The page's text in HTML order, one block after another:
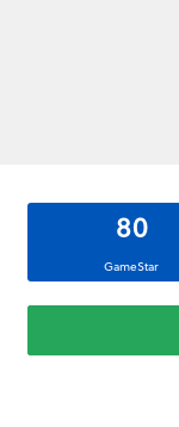
80
GameStar